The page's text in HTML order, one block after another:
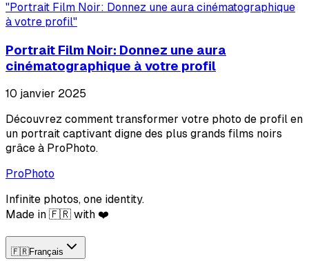
"Portrait Film Noir: Donnez une aura cinématographique
à votre profil"
Portrait Film Noir: Donnez une aura
cinématographique à votre profil
10 janvier 2025
Découvrez comment transformer votre photo de profil en
un portrait captivant digne des plus grands films noirs
grâce à ProPhoto.
ProPhoto
Infinite photos, one identity.
Made in 🇫🇷 with ❤️
🇫🇷Français